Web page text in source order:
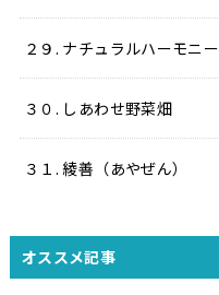
２９. ナチュラルハーモニー
３０. しあわせ野菜畑
３１. 綾善（あやぜん）
オススメ記事